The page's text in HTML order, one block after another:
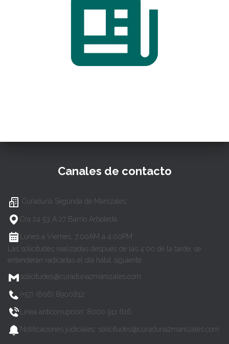
Canales de contacto
Curaduría Segunda de Manizales
Cra 24 53 A 27 Barrio Arboleda
Lunes a Viernes, 7:00AM a 4:00PM
Las solicitudes realizadas después de las 4:00 de la tarde, se
entenderán radicadas el día hábil siguiente.
solicitudes@curaduria2manizales.com
(+57) (606) 8900812
Línea anticorrupción: 8000 911 616
Notificaciones judiciales: solicitudes@curaduria2manizales.com